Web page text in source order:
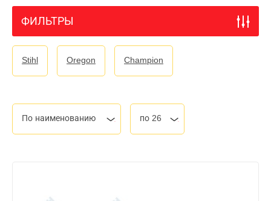
ФИЛЬТРЫ
Stihl Oregon Champion
По наименованию по 26